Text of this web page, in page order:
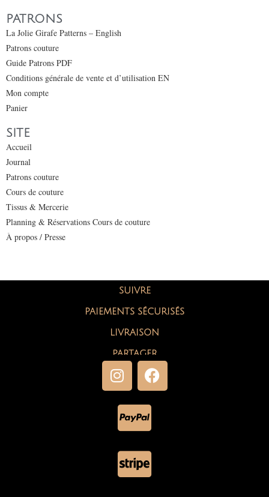
PATRONS
La Jolie Girafe Patterns – English
Patrons couture
Guide Patrons PDF
Conditions générale de vente et d’utilisation EN
Mon compte
Panier
SITE
Accueil
Journal
Patrons couture
Cours de couture
Tissus & Mercerie
Planning & Réservations Cours de couture
À propos / Presse
SUIVRE
PAIEMENTS SÉCURISÉS
LIVRAISON
PARTAGER